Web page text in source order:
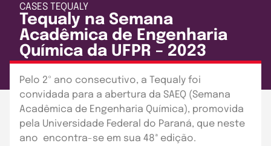
CASES TEQUALY
Tequaly na Semana
Acadêmica de Engenharia
Química da UFPR – 2023
Publicado em: 19 de setembro de 2023
Pelo 2º ano consecutivo, a Tequaly foi
convidada para a abertura da SAEQ (Semana
Acadêmica de Engenharia Química), promovida
pela Universidade Federal do Paraná, que neste
ano encontra-se em sua 48ª edição.